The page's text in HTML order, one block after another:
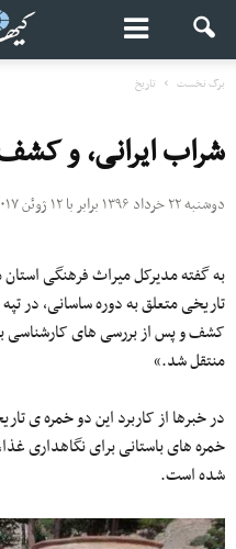
برگ نخست تاریخ
شراب ایرانی، و
دوشنبه ۲۲ خرداد ۱۳۹۶ برابر با ۱۲ ژوئن ۲۰۱۷
به گفته مدیرکل میراث فرهنگی
تاریخی متعلق به دوره ساسانی، در
کشف و پس از بررسی های کارشناسی
منتقل شد.»
در خبرها از کاربرد این دو خمره ی
خمره های باستانی برای نگاهداری
شده است.